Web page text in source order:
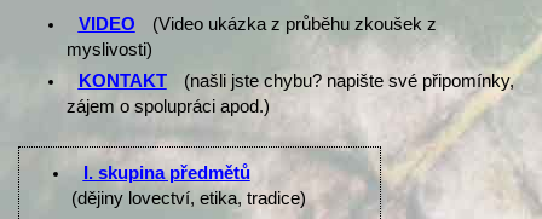
VIDEO
(Video ukázka z průběhu zkoušek z
myslivosti)
KONTAKT
(našli jste chybu? napište své připomínky,
zájem o spolupráci apod.)
I. skupina předmětů
(dějiny lovectví, etika, tradice)